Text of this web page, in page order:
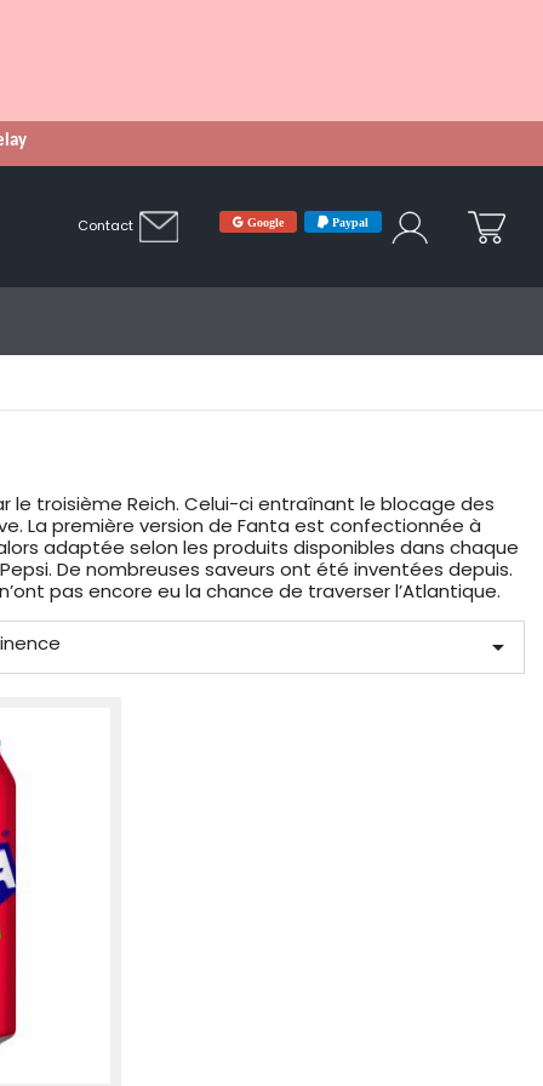
Contact Google Paypal
le troisième Reich. Celui-ci entraînant le blocage des
La première version de Fanta est confectionnée à
adaptée selon les produits disponibles dans chaque
De nombreuses saveurs ont été inventées depuis.
pas encore eu la chance de traverser l’Atlantique.
